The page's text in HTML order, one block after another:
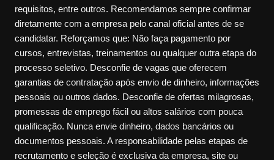
requisitos, entre outros. Recomendamos sempre confirmar
diretamente com a empresa pelo canal oficial antes de se
candidatar. Reforçamos que: Não faça pagamento por
cursos, entrevistas, treinamentos ou qualquer outra etapa do
processo seletivo. Desconfie de vagas que oferecem
garantias de contratação após envio de dinheiro, informações
pessoais ou outros dados. Desconfie de ofertas milagrosas,
promessas de emprego fácil ou altos salários com pouca
qualificação. Nunca envie dinheiro, dados bancários ou
documentos pessoais. A responsabilidade pelas etapas de
recrutamento e seleção é exclusiva da empresa, site ou